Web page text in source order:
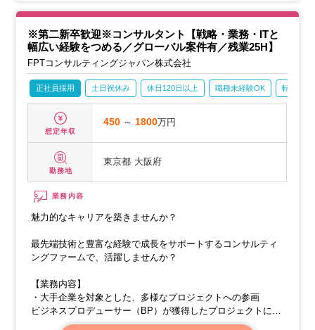
運用のなかでの品質管理のためのKPI策定、業務フロー作業
工程を自動化する手段の選定や実装などを行います。
※第二新卒歓迎※コンサルタント【戦略・業務・ITと
幅広い経験をつめる／グローバル案件有／残業25H】
FPTコンサルティングジャパン株式会社
正社員採用 土日祝休み 休日120日以上 職種未経験OK 転勤なし
想定年収
450 ～1800万円
勤務地
東京都 大阪府
業務内容
魅力的なキャリアを築きませんか？
最先端技術と豊富な経験で成長をサポートするコンサルティ
ングファームで、活躍しませんか？
【業務内容】
・大手企業を対象とした、多様なプロジェクトへの参画
ビジネスプロデューサー（BP）が獲得したプロジェクトに参
画し、成功に向けたコンサルティングサービスを提供しま